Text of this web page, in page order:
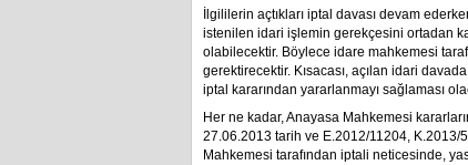
İlgililerin açtıkları iptal davası devam
istenilen idari işlemin gerekçesini ortadan
olabilecektir. Böylece idare mahkemesi
gerektirecektir. Kısacası, açılan idari
iptal kararından yararlanmayı sağlaması
Her ne kadar, Anayasa Mahkemesi
27.06.2013 tarih ve E.2012/11204, K.2013/
Mahkemesi tarafından iptali neticesinde,